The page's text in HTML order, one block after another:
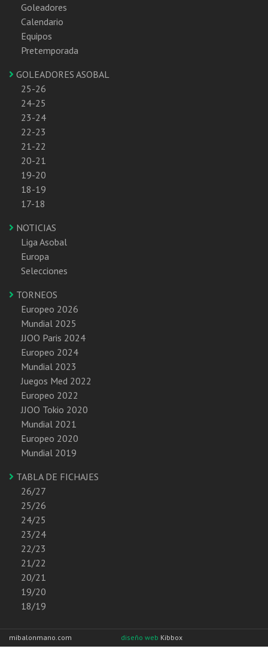
Goleadores
Calendario
Equipos
Pretemporada
GOLEADORES ASOBAL
25-26
24-25
23-24
22-23
21-22
20-21
19-20
18-19
17-18
NOTICIAS
Liga Asobal
Europa
Selecciones
TORNEOS
Europeo 2026
Mundial 2025
JJOO Paris 2024
Europeo 2024
Mundial 2023
Juegos Med 2022
Europeo 2022
JJOO Tokio 2020
Mundial 2021
Europeo 2020
Mundial 2019
TABLA DE FICHAJES
26/27
25/26
24/25
23/24
22/23
21/22
20/21
19/20
18/19
mibalonmano.com diseño web Kibbox